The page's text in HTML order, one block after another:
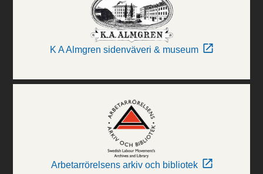
K A Almgren sidenväveri & museum
Arbetarrörelsens arkiv och bibliotek